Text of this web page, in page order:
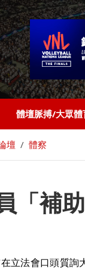
體壇脈搏/大眾體
壇 體察
「補
立法會口頭質詢